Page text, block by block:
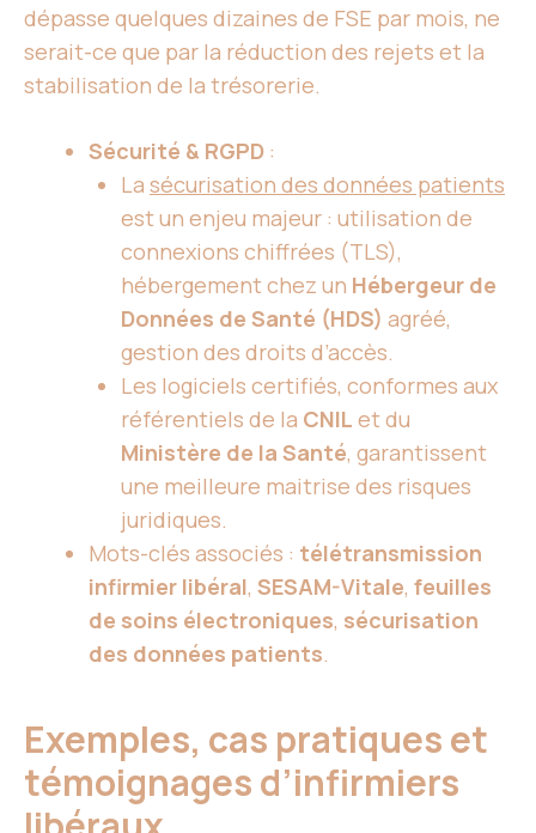
dépasse quelques dizaines de FSE par mois, ne
serait-ce que par la réduction des rejets et la
stabilisation de la trésorerie.
Sécurité & RGPD :
La sécurisation des données patients
est un enjeu majeur : utilisation de
connexions chiffrées (TLS),
hébergement chez un Hébergeur de
Données de Santé (HDS) agréé,
gestion des droits d’accès.
Les logiciels certifiés, conformes aux
référentiels de la CNIL et du
Ministère de la Santé, garantissent
une meilleure maitrise des risques
juridiques.
Mots-clés associés : télétransmission
infirmier libéral, SESAM-Vitale, feuilles
de soins électroniques, sécurisation
des données patients.
Exemples, cas pratiques et
témoignages d’infirmiers